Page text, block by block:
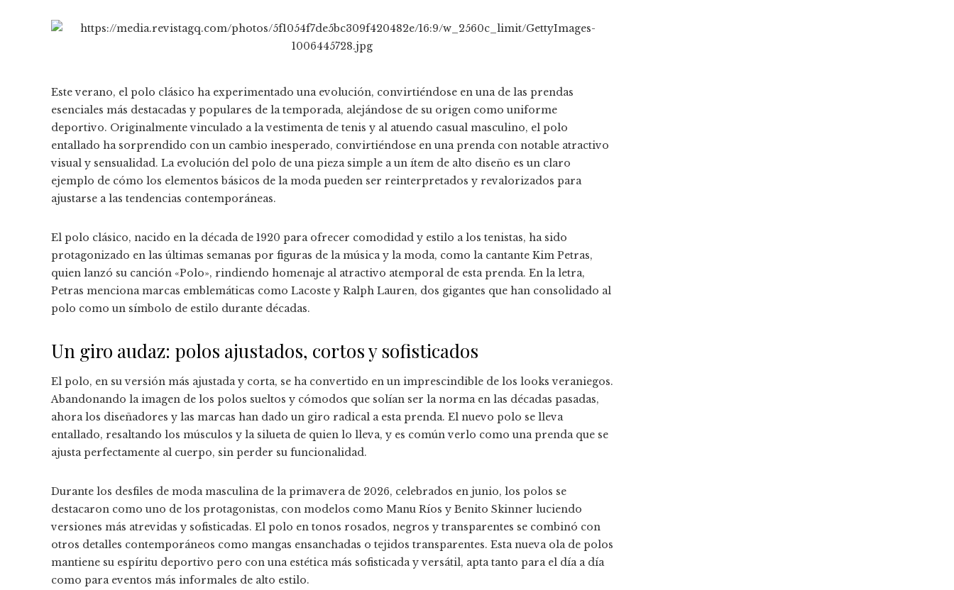
Este verano, el polo clásico ha experimentado una evolución, convirtiéndose en una de las prendas
esenciales más destacadas y populares de la temporada, alejándose de su origen como uniforme
deportivo. Originalmente vinculado a la vestimenta de tenis y al atuendo casual masculino, el polo
entallado ha sorprendido con un cambio inesperado, convirtiéndose en una prenda con notable atractivo
visual y sensualidad. La evolución del polo de una pieza simple a un ítem de alto diseño es un claro
ejemplo de cómo los elementos básicos de la moda pueden ser reinterpretados y revalorizados para
ajustarse a las tendencias contemporáneas.
El polo clásico, nacido en la década de 1920 para ofrecer comodidad y estilo a los tenistas, ha sido
protagonizado en las últimas semanas por figuras de la música y la moda, como la cantante Kim Petras,
quien lanzó su canción «Polo», rindiendo homenaje al atractivo atemporal de esta prenda. En la letra,
Petras menciona marcas emblemáticas como Lacoste y Ralph Lauren, dos gigantes que han consolidado al
polo como un símbolo de estilo durante décadas.
Un giro audaz: polos ajustados, cortos y sofisticados
El polo, en su versión más ajustada y corta, se ha convertido en un imprescindible de los looks veraniegos.
Abandonando la imagen de los polos sueltos y cómodos que solían ser la norma en las décadas pasadas,
ahora los diseñadores y las marcas han dado un giro radical a esta prenda. El nuevo polo se lleva
entallado, resaltando los músculos y la silueta de quien lo lleva, y es común verlo como una prenda que se
ajusta perfectamente al cuerpo, sin perder su funcionalidad.
Durante los desfiles de moda masculina de la primavera de 2026, celebrados en junio, los polos se
destacaron como uno de los protagonistas, con modelos como Manu Ríos y Benito Skinner luciendo
versiones más atrevidas y sofisticadas. El polo en tonos rosados, negros y transparentes se combinó con
otros detalles contemporáneos como mangas ensanchadas o tejidos transparentes. Esta nueva ola de polos
mantiene su espíritu deportivo pero con una estética más sofisticada y versátil, apta tanto para el día a día
como para eventos más informales de alto estilo.